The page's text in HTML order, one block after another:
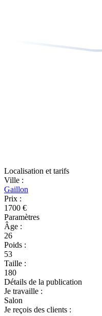
Localisation et tarifs
Ville :
Gaillon
Prix :
1700 €
Paramètres
Âge :
26
Poids :
53
Taille :
180
Détails de la publication
Je travaille :
Salon
Je reçois des clients :